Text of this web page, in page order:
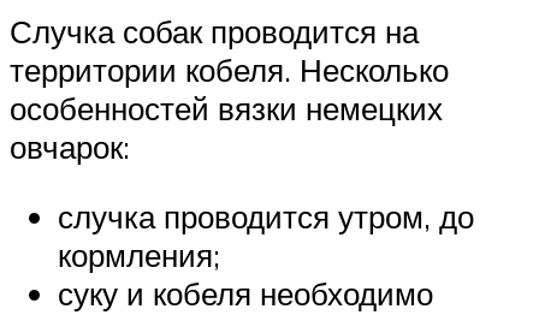
Случка собак проводится на
территории кобеля. Несколько
особенностей вязки немецких
овчарок:
случка проводится утром, до
кормления;
суку и кобеля необходимо